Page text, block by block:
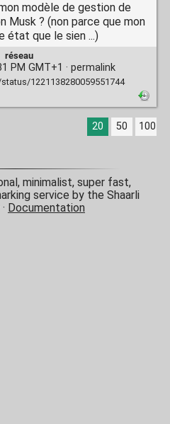
modèle de gestion de
? (non parce que mon
état que le sien ...)
réseau
PM GMT+1 · permalink
1221138280059551744
20 50 100
minimalist, super fast,
service by the Shaarli
Documentation